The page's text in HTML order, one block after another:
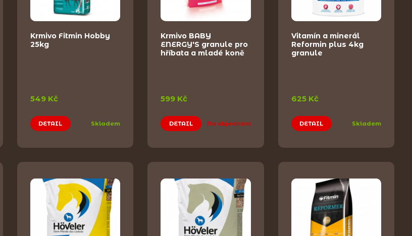
Krmivo Fitmin Hobby
25kg
549 Kč
DETAIL Skladem
Krmivo BABY
ENERGY'S granule pro
hříbata a mladé koně
599 Kč
DETAIL Na objednání
Vitamín a minerál
Reformin plus 4kg
granule
625 Kč
DETAIL Skladem